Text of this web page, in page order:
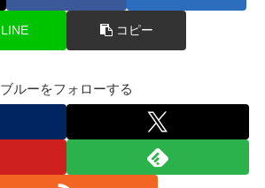
LINE コピー
ブルーをフォローする